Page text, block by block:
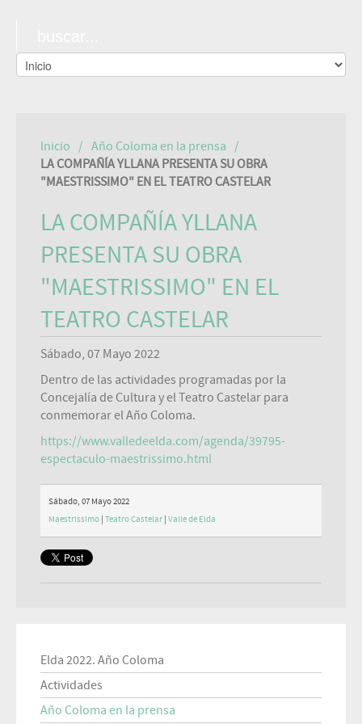
Inicio
Año Coloma en la prensa
LA COMPAÑÍA YLLANA PRESENTA SU OBRA
"MAESTRISSIMO" EN EL TEATRO CASTELAR
LA COMPAÑÍA YLLANA
PRESENTA SU OBRA
"MAESTRISSIMO" EN EL
TEATRO CASTELAR
Sábado, 07 Mayo 2022
Dentro de las actividades programadas por la
Concejalía de Cultura y el Teatro Castelar para
conmemorar el Año Coloma.
https://www.valledeelda.com/agenda/39795-
espectaculo-maestrissimo.html
Sábado, 07 Mayo 2022
Maestrissimo | Teatro Castelar | Valle de Elda
Elda 2022. Año Coloma
Actividades
Año Coloma en la prensa